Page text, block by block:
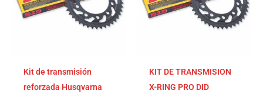
Kit de transmisión
reforzada Husqvarna
KIT DE TRANSMISION
X-RING PRO DID